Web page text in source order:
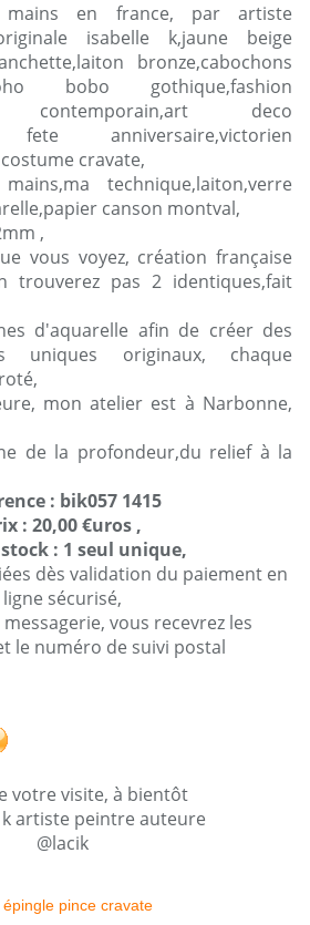
en france, par artiste
isabelle k,jaune beige
bronze,cabochons
bobo gothique,fashion
contemporain,art deco
fete anniversaire,victorien
cravate,
technique,laiton,verre
canson montval,
,
vous voyez, création française
trouverez pas 2 identiques,fait
d'aquarelle afin de créer des
uniques originaux, chaque
mon atelier est à Narbonne,
de la profondeur,du relief à la
: bik057 1415
: 20,00 €uros ,
: 1 seul unique,
dès validation du paiement en
ligne sécurisé,
vous recevrez les
le numéro de suivi postal
votre visite, à bientôt
k artiste peintre auteure
@lacik
pince cravate